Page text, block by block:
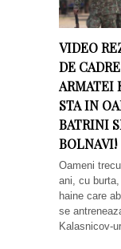
VIDEO
DE
ARMATEI
STA IN
BATRINI
BOLNAVI!
Oameni
ani, cu
haine care
se
Kalasnicov-